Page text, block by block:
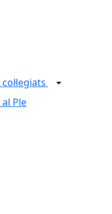
Ple